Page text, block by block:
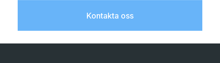
Kontakta oss